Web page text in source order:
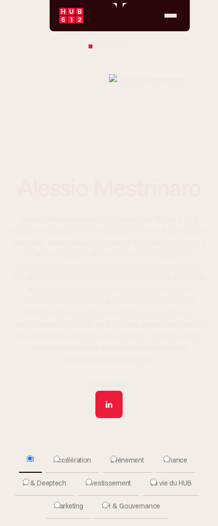
All Accélération Evénement Finance
IA & Deeptech Investissement La vie du HUB
Marketing RH & Gouvernance